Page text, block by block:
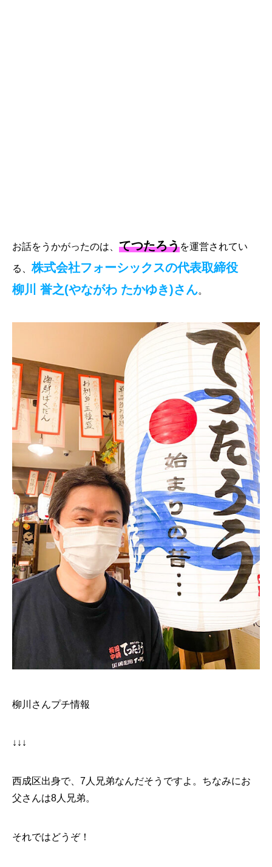
お話をうかがったのは、 てつたろうを運営されてい
る、株式会社フォーシックスの代表取締役
柳川 誉之(やながわ たかゆき)さん。
柳川さんプチ情報
↓↓↓
西成区出身で、7人兄弟なんだそうですよ。ちなみにお
父さんは8人兄弟。
それではどうぞ！